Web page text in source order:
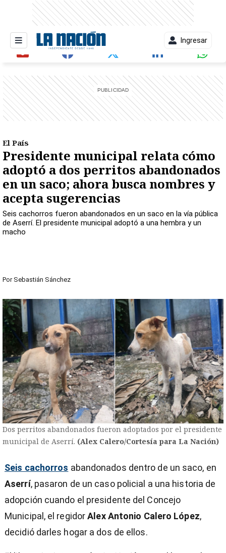
Ingresar
El País
Presidente municipal relata cómo
adoptó a dos perritos abandonados
en un saco; ahora busca nombres y
acepta sugerencias
Seis cachorros fueron abandonados en un saco en la vía pública
de Aserrí. El presidente municipal adoptó a una hembra y un
macho
Por Sebastián Sánchez
Dos perritos abandonados fueron adoptados por el presidente
municipal de Aserrí. (Alex Calero/Cortesía para La Nación)
Seis cachorros abandonados dentro de un saco, en
Aserrí, pasaron de un caso policial a una historia de
adopción cuando el presidente del Concejo
Municipal, el regidorAlex Antonio Calero López,
decidió darles hogar a dos de ellos.